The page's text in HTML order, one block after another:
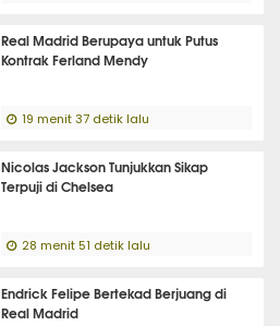
Real Madrid Berupaya untuk Putus
Kontrak Ferland Mendy
19 menit 37 detik lalu
Nicolas Jackson Tunjukkan Sikap
Terpuji di Chelsea
28 menit 51 detik lalu
Endrick Felipe Bertekad Berjuang di
Real Madrid